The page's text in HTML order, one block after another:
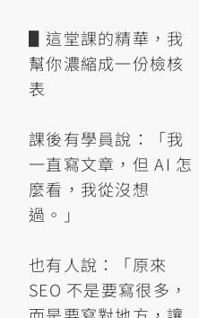
▋這堂課的精華，我
幫你濃縮成一份檢核
表
課後有學員說：「我
一直寫文章，但 AI 怎
麼看，我從沒想
過。」
也有人說：「原來
SEO 不是要寫很多，